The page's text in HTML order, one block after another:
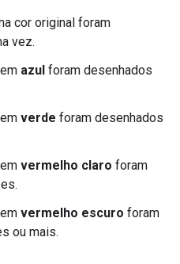
cor original foram
vez.
azul foram desenhados
verde foram desenhados
vermelho claro foram
vermelho escuro foram
ou mais.